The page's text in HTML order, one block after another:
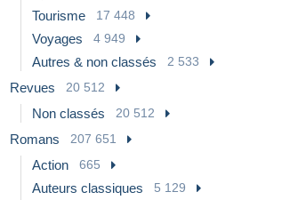
Tourisme 17 448
Voyages 4 949
Autres & non classés 2 533
Revues 20 512
Non classés 20 512
Romans 207 651
Action 665
Auteurs classiques 5 129